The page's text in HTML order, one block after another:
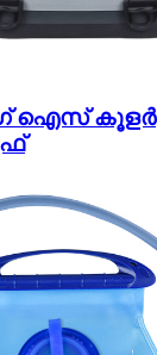
ഐസ് കൂളർ